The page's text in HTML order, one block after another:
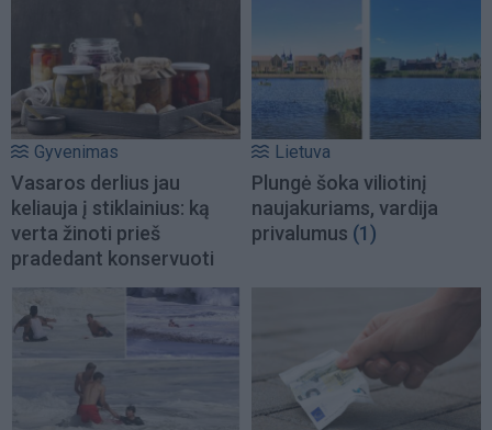
Gyvenimas
Vasaros derlius jau
keliauja į stiklainius: ką
verta žinoti prieš
pradedant konservuoti
Lietuva
Plungė šoka viliotinį
naujakuriams, vardija
privalumus (1)